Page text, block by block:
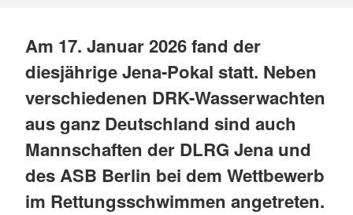
Am 17. Januar 2026 fand der
diesjährige Jena-Pokal statt. Neben
verschiedenen DRK-Wasserwachten
aus ganz Deutschland sind auch
Mannschaften der DLRG Jena und
des ASB Berlin bei dem Wettbewerb
im Rettungsschwimmen angetreten.